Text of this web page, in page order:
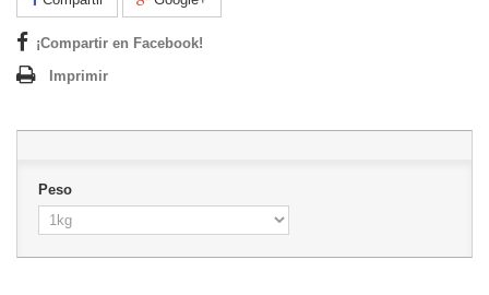
¡Compartir en Facebook!
Imprimir
Peso